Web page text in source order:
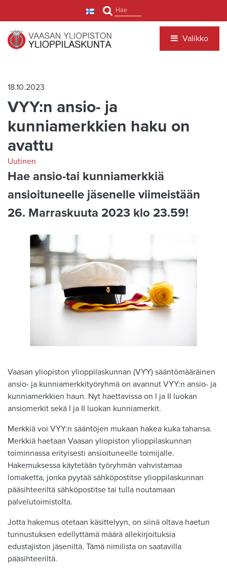
Hae
Valikko
18.10.2023
VYY:n ansio- ja
kunniamerkkien haku on
avattu
Uutinen
Hae ansio-tai kunniamerkkiä
ansioituneelle jäsenelle viimeistään
26. Marraskuuta 2023 klo 23.59!
Vaasan yliopiston ylioppilaskunnan (VYY) sääntömääräinen
ansio- ja kunniamerkkityöryhmä on avannut VYY:n ansio- ja
kunniamerkkien haun. Nyt haettavissa on I ja II luokan
ansiomerkit sekä I ja II luokan kunniamerkit.
Merkkiä voi VYY:n sääntöjen mukaan hakea kuka tahansa.
Merkkiä haetaan Vaasan yliopiston ylioppilaskunnan
toiminnassa erityisesti ansioituneelle toimijalle.
Hakemuksessa käytetään työryhmän vahvistamaa
lomaketta, jonka pyytää sähköpostitse ylioppilaskunnan
pääsihteeriltä sähköpostitse tai tulla noutamaan
palvelutoimistolta.
Jotta hakemus otetaan käsittelyyn, on siinä oltava haetun
tunnustuksen edellyttämä määrä allekirjoituksia
edustajiston jäseniltä. Tämä nimilista on saatavilla
pääsihteeriltä.